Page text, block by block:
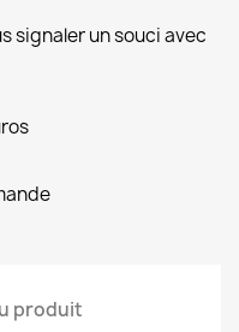
signaler un souci avec
produit